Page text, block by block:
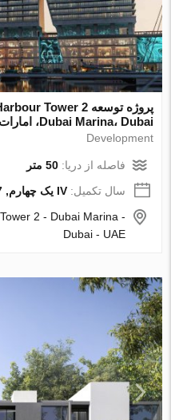
Dubai Marina، Dubai، امارات متحده عربی شماره 577152
Development
فاصله از دریا:50 متر
سال تکمیل:IV یک چهارم, 2027, off-plan
2 - Dubai Marina -
Dubai - UAE